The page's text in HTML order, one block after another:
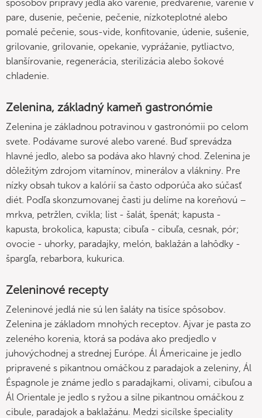
spôsobov prípravy jedla ako varenie, predvarenie, varenie v
pare, dusenie, pečenie, pečenie, nízkoteplotné alebo
pomalé pečenie, sous-vide, konfitovanie, údenie, sušenie,
grilovanie, grilovanie, opekanie, vyprážanie, pytliactvo,
blanšírovanie, regenerácia, sterilizácia alebo šokové
chladenie.
Zelenina, základný kameň gastronómie
Zelenina je základnou potravinou v gastronómii po celom
svete. Podávame surové alebo varené. Buď sprevádza
hlavné jedlo, alebo sa podáva ako hlavný chod. Zelenina je
dôležitým zdrojom vitamínov, minerálov a vlákniny. Pre
nízky obsah tukov a kalórií sa často odporúča ako súčasť
diét. Podľa skonzumovanej časti ju delíme na koreňovú –
mrkva, petržlen, cvikla; list - šalát, špenát; kapusta -
kapusta, brokolica, kapusta; cibuľa - cibuľa, cesnak, pór;
ovocie - uhorky, paradajky, melón, baklažán a lahôdky -
špargľa, rebarbora, kukurica.
Zeleninové recepty
Zeleninové jedlá nie sú len šaláty na tisíce spôsobov.
Zelenina je základom mnohých receptov. Ajvar je pasta zo
zeleného korenia, ktorá sa podáva ako predjedlo v
juhovýchodnej a strednej Európe. Ál Ámericaine je jedlo
pripravené s pikantnou omáčkou z paradajok a zeleniny, Ál
Éspagnole je známe jedlo s paradajkami, olivami, cibuľou a
Ál Orientale je jedlo s ryžou a silne pikantnou omáčkou z
cibule, paradajok a baklažánu. Medzi sicílske špeciality